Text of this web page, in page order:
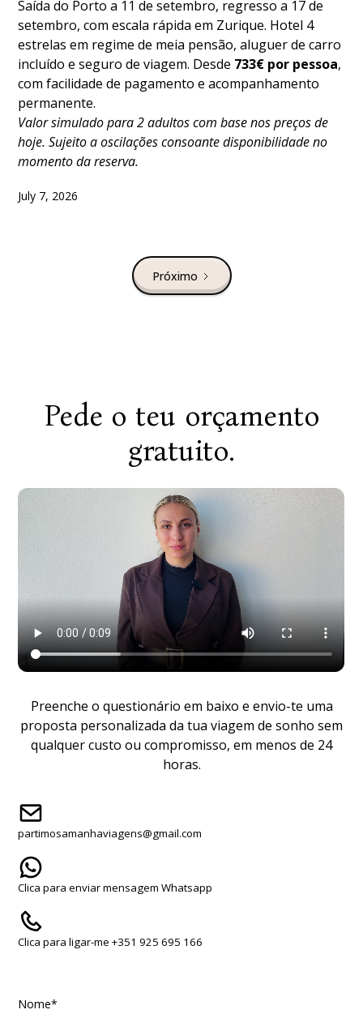
Saída do Porto a 11 de setembro, regresso a 17 de
setembro, com escala rápida em Zurique. Hotel 4
estrelas em regime de meia pensão, aluguer de carro
incluído e seguro de viagem. Desde 733€ por pessoa,
com facilidade de pagamento e acompanhamento
permanente.
Valor simulado para 2 adultos com base nos preços de
hoje. Sujeito a oscilações consoante disponibilidade no
momento da reserva.
July 7, 2026
Próximo
Pede o teu orçamento
gratuito.
Preenche o questionário em baixo e envio-te uma
proposta personalizada da tua viagem de sonho sem
qualquer custo ou compromisso, em menos de 24
horas.
partimosamanhaviagens@gmail.com
Clica para enviar mensagem Whatsapp
Clica para ligar-me +351 925 695 166
Nome*